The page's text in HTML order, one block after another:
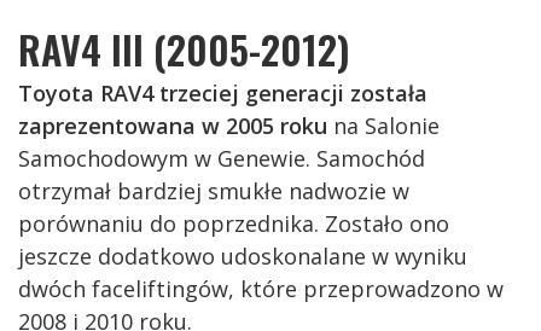
RAV4 III (2005-2012)
Toyota RAV4 trzeciej generacji została
zaprezentowana w 2005 roku na Salonie
Samochodowym w Genewie. Samochód
otrzymał bardziej smukłe nadwozie w
porównaniu do poprzednika. Zostało ono
jeszcze dodatkowo udoskonalane w wyniku
dwóch faceliftingów, które przeprowadzono w
2008 i 2010 roku.